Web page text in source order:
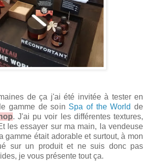
de ça j'ai été invitée à tester en
gamme de soin Spa of the World de
. J'ai pu voir les différentes textures,
les essayer sur ma main, la vendeuse
gamme était adorable et surtout, à mon
sur un produit et ne suis donc pas
je vous présente tout ça.